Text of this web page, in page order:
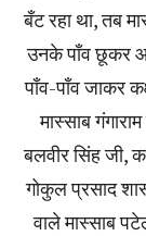
बँट रहा था, तब
उनके पाँव छूकर
पाँव-पाँव जाकर
मास्साब
बलवीर सिंह जी,
गोकुल प्रसाद
वाले मास्साब